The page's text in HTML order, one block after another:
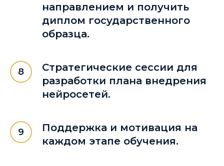
направлением и получить
диплом государственного
образца.
Стратегические сессии для
разработки плана внедрения
нейросетей.
Поддержка и мотивация на
каждом этапе обучения.